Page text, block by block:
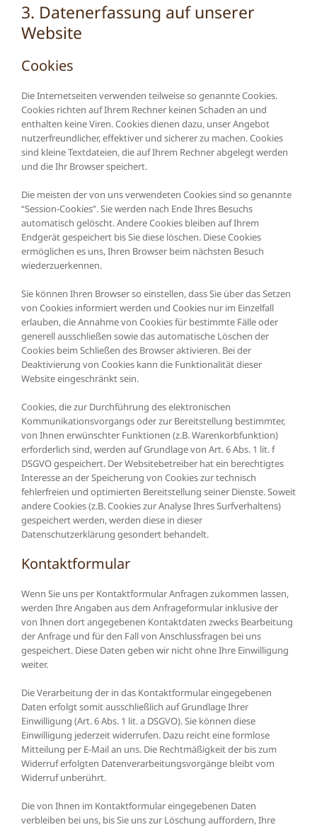
3. Datenerfassung auf unserer
Website
Cookies
Die Internetseiten verwenden teilweise so genannte Cookies.
Cookies richten auf Ihrem Rechner keinen Schaden an und
enthalten keine Viren. Cookies dienen dazu, unser Angebot
nutzerfreundlicher, effektiver und sicherer zu machen. Cookies
sind kleine Textdateien, die auf Ihrem Rechner abgelegt werden
und die Ihr Browser speichert.
Die meisten der von uns verwendeten Cookies sind so genannte
“Session-Cookies”. Sie werden nach Ende Ihres Besuchs
automatisch gelöscht. Andere Cookies bleiben auf Ihrem
Endgerät gespeichert bis Sie diese löschen. Diese Cookies
ermöglichen es uns, Ihren Browser beim nächsten Besuch
wiederzuerkennen.
Sie können Ihren Browser so einstellen, dass Sie über das Setzen
von Cookies informiert werden und Cookies nur im Einzelfall
erlauben, die Annahme von Cookies für bestimmte Fälle oder
generell ausschließen sowie das automatische Löschen der
Cookies beim Schließen des Browser aktivieren. Bei der
Deaktivierung von Cookies kann die Funktionalität dieser
Website eingeschränkt sein.
Cookies, die zur Durchführung des elektronischen
Kommunikationsvorgangs oder zur Bereitstellung bestimmter,
von Ihnen erwünschter Funktionen (z.B. Warenkorbfunktion)
erforderlich sind, werden auf Grundlage von Art. 6 Abs. 1 lit. f
DSGVO gespeichert. Der Websitebetreiber hat ein berechtigtes
Interesse an der Speicherung von Cookies zur technisch
fehlerfreien und optimierten Bereitstellung seiner Dienste. Soweit
andere Cookies (z.B. Cookies zur Analyse Ihres Surfverhaltens)
gespeichert werden, werden diese in dieser
Datenschutzerklärung gesondert behandelt.
Kontaktformular
Wenn Sie uns per Kontaktformular Anfragen zukommen lassen,
werden Ihre Angaben aus dem Anfrageformular inklusive der
von Ihnen dort angegebenen Kontaktdaten zwecks Bearbeitung
der Anfrage und für den Fall von Anschlussfragen bei uns
gespeichert. Diese Daten geben wir nicht ohne Ihre Einwilligung
weiter.
Die Verarbeitung der in das Kontaktformular eingegebenen
Daten erfolgt somit ausschließlich auf Grundlage Ihrer
Einwilligung (Art. 6 Abs. 1 lit. a DSGVO). Sie können diese
Einwilligung jederzeit widerrufen. Dazu reicht eine formlose
Mitteilung per E-Mail an uns. Die Rechtmäßigkeit der bis zum
Widerruf erfolgten Datenverarbeitungsvorgänge bleibt vom
Widerruf unberührt.
Die von Ihnen im Kontaktformular eingegebenen Daten
verbleiben bei uns, bis Sie uns zur Löschung auffordern, Ihre